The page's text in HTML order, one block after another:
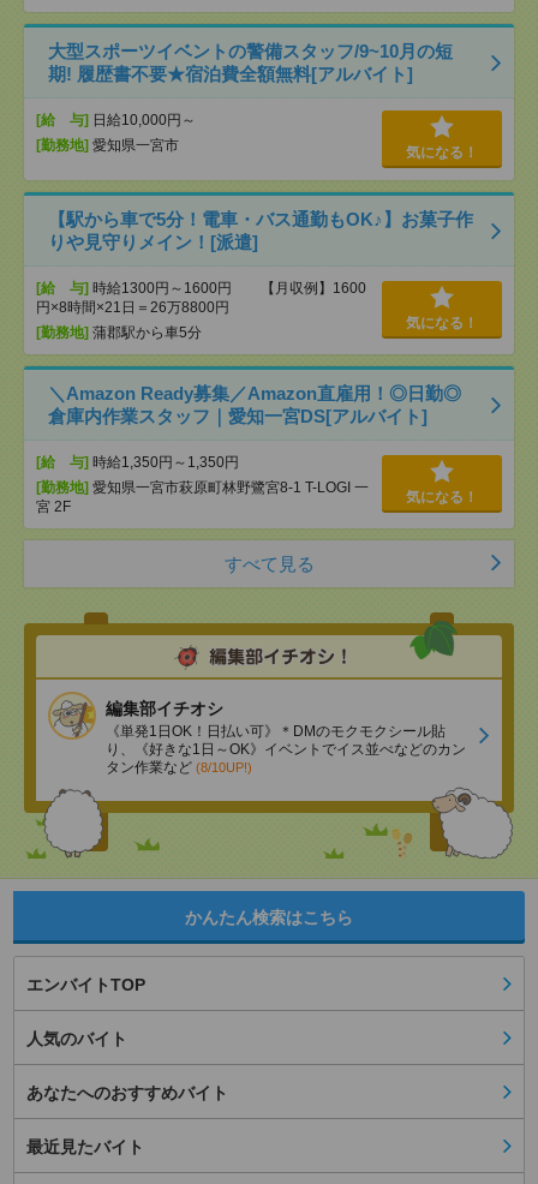
大型スポーツイベントの警備スタッフ/9~10月の短
期! 履歴書不要★宿泊費全額無料[アルバイト]
[給 与] 日給10,000円～
[勤務地] 愛知県一宮市 気になる！
【駅から車で5分！電車・バス通勤もOK♪】お菓子作
りや見守りメイン！[派遣]
[給 与] 時給1300円～1600円 【月収例】1600
円×8時間×21日＝26万8800円
[勤務地] 蒲郡駅から車5分
気になる！
＼Amazon Ready募集／Amazon直雇用！◎日勤◎
倉庫内作業スタッフ｜愛知一宮DS[アルバイト]
[給 与] 時給1,350円～1,350円
[勤務地] 愛知県一宮市萩原町林野鷺宮8-1 T-LOGI 一
宮 2F
気になる！
すべて見る
編集部イチオシ
《単発1日OK！日払い可》＊DMのモクモクシール貼
り、《好きな1日～OK》イベントでイス並べなどのカン
タン作業など (8/10UP!)
かんたん検索はこちら
エンバイトTOP
人気のバイト
あなたへのおすすめバイト
最近見たバイト